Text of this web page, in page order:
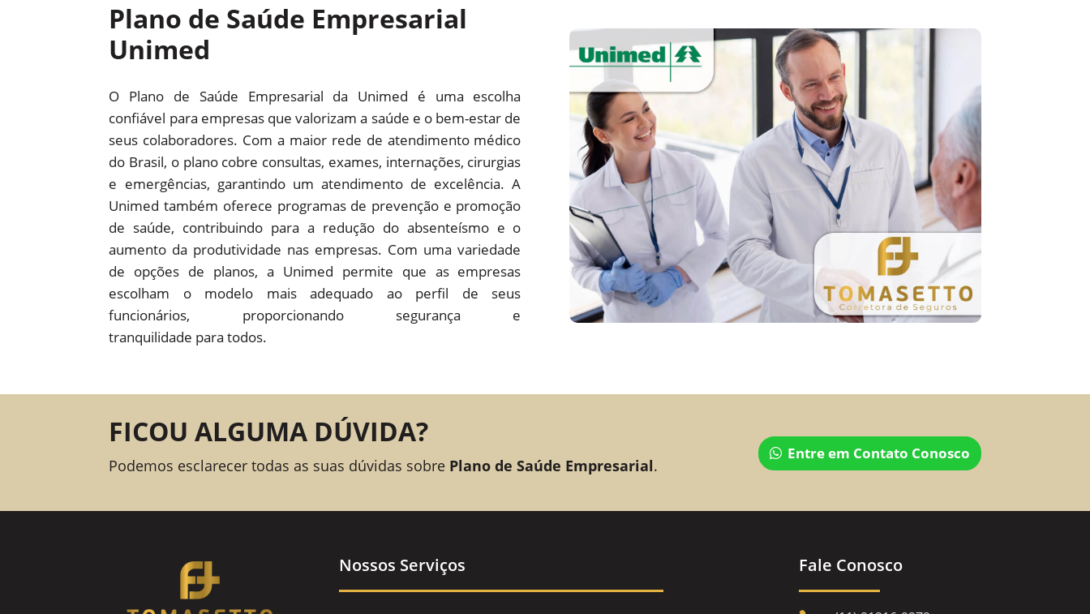
Plano de Saúde Empresarial
Unimed
O Plano de Saúde Empresarial da Unimed é uma escolha
confiável para empresas que valorizam a saúde e o bem-estar de
seus colaboradores. Com a maior rede de atendimento médico
do Brasil, o plano cobre consultas, exames, internações, cirurgias
e emergências, garantindo um atendimento de excelência. A
Unimed também oferece programas de prevenção e promoção
de saúde, contribuindo para a redução do absenteísmo e o
aumento da produtividade nas empresas. Com uma variedade
de opções de planos, a Unimed permite que as empresas
escolham o modelo mais adequado ao perfil de seus
funcionários, proporcionando segurança e
tranquilidade para todos.
FICOU ALGUMA DÚVIDA?
Podemos esclarecer todas as suas dúvidas sobre Plano de Saúde Empresarial.
Entre em Contato Conosco
Nossos Serviços Fale Conosco